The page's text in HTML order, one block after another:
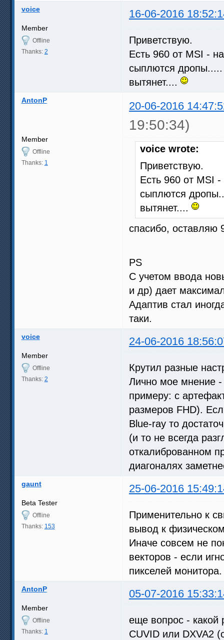
voice 16-06-2016
Member
Offline
Thanks: 2
Приветствую.
Есть 960 от MSI -
сыплются дропы.....
вытянет....
AntonP 20-06-2016
19:50:34)
Member
Offline
Thanks: 1
voice wrote:
Приветствую.
Есть 960 от MSI
сыплются
вытянет....
спасибо, оставляю
PS
С учетом ввода
и др) дает
Адаптив стал
таки.
voice 24-06-2016
Member
Offline
Thanks: 2
Крутил разные
Лично мое мнение
примеру: с
размеров FHD).
Blue-ray то
(и то не всегда
откалиброванном
диагоналях
gaunt 25-06-2016
Beta Tester
Offline
Thanks: 153
Применительно к
вывод к
Иначе совсем не
векторов - если
пикселей монитора.
AntonP 05-07-2016
Member
Offline
Thanks: 1
еще вопрос - какой
CUVID или DXVA2